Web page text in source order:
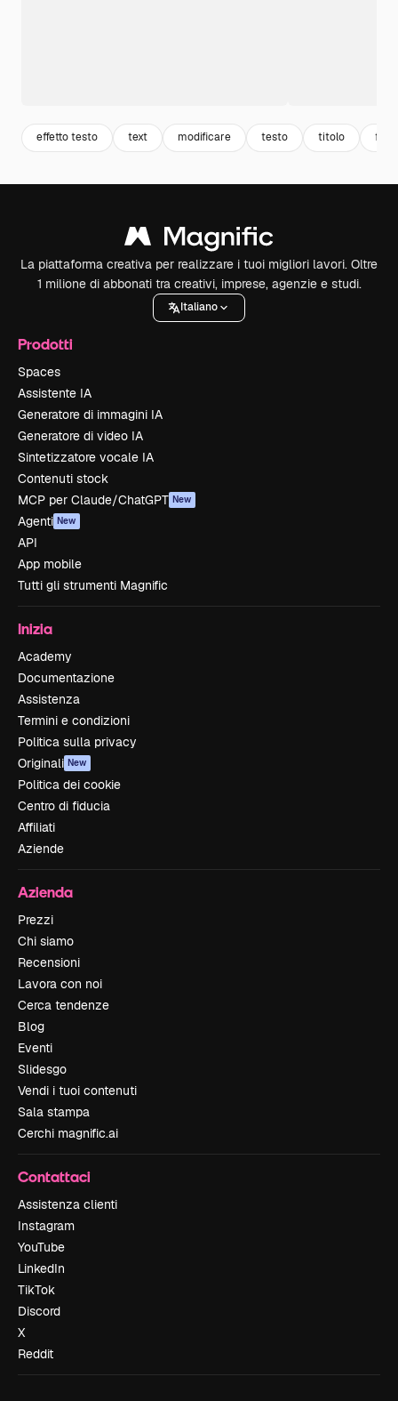
effetto testo text modificare testo titolo font
La piattaforma creativa per realizzare i tuoi migliori lavori. Oltre
1 milione di abbonati tra creativi, imprese, agenzie e studi.
Italiano
Prodotti
Spaces
Assistente IA
Generatore di immagini IA
Generatore di video IA
Sintetizzatore vocale IA
Contenuti stock
MCP per Claude/ChatGPT New
Agenti New
API
App mobile
Tutti gli strumenti Magnific
Inizia
Academy
Documentazione
Assistenza
Termini e condizioni
Politica sulla privacy
Originali New
Politica dei cookie
Centro di fiducia
Affiliati
Aziende
Azienda
Prezzi
Chi siamo
Recensioni
Lavora con noi
Cerca tendenze
Blog
Eventi
Slidesgo
Vendi i tuoi contenuti
Sala stampa
Cerchi magnific.ai
Contattaci
Assistenza clienti
Instagram
YouTube
LinkedIn
TikTok
Discord
X
Reddit